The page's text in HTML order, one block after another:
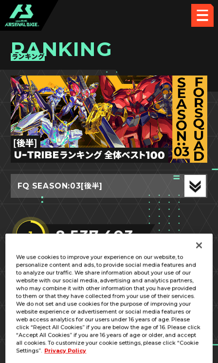
RANKING
ランキング
FQ SEASON:03[後半]
1 8,537,403
百日戦役
LEADER
鹿之助／ＭＭＣ
ＬＤＬ
We use cookies to improve your experience on our website, to
personalize content and ads, to provide social media features and
to analyze our traffic. We share information about your use of our
website with our social media, advertising and analytics partners,
who may combine it with other information that you have provided
to them or that they have collected from your use of their services.
We do not set and use cookies for the purpose of improving your
website experience or advertisement or social media features or
web access analytics for our users under 16 years of age. Please
click “Reject All Cookies” if you are below the age of 16. Please click
“Accept All Cookies” if you are 16 years of age or older, and accept
all cookies. To customize your cookie settings, please click “Cookie
Settings”. Privacy Policy